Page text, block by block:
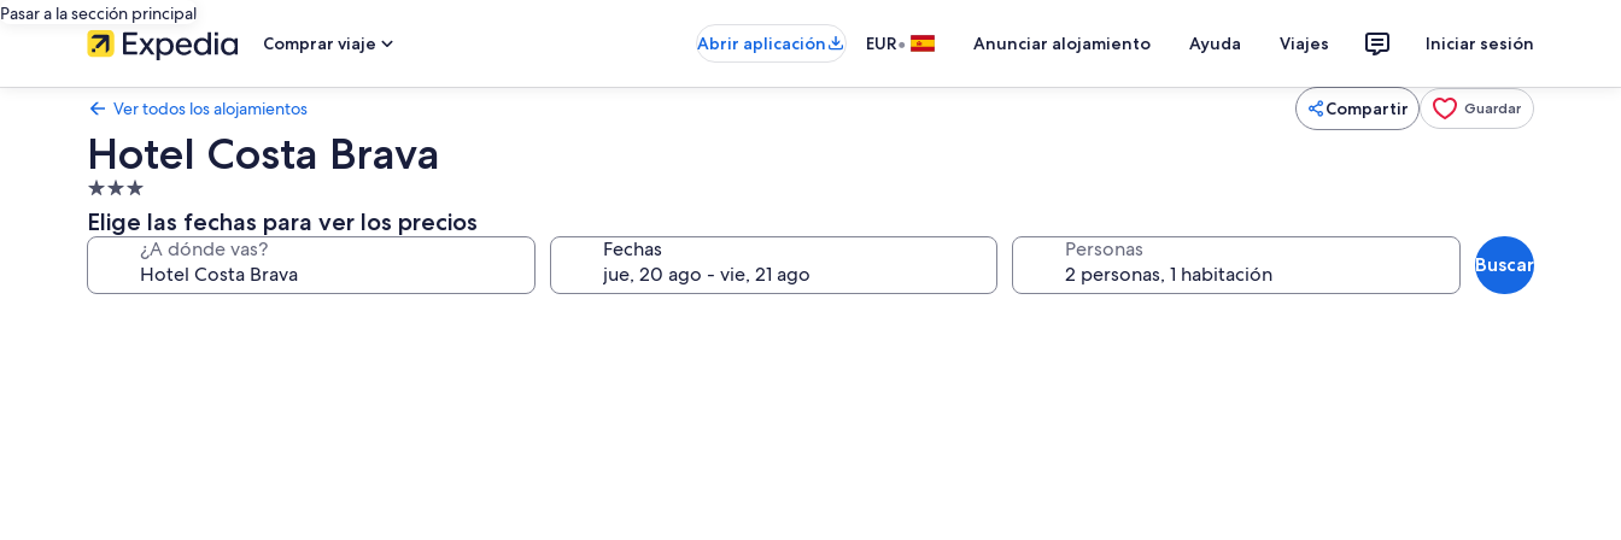
Pasar a la sección principal
Comprar viaje
Abrir aplicación EUR• Anunciar alojamiento Ayuda Viajes Iniciar sesión
Ver todos los alojamientos Compartir Guardar
Hotel Costa Brava
Alojamiento
de
3.0 estrellas
Elige las fechas para ver los precios
¿A dónde vas? Fechas Personas
Buscar